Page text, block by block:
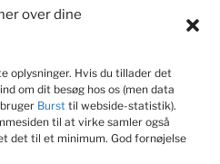
over dine
oplysninger. Hvis du tillader det
om dit besøg hos os (men data
Burst til webside-statistik).
til at virke samler også
det til et minimum. God fornøjelse
valgkamp